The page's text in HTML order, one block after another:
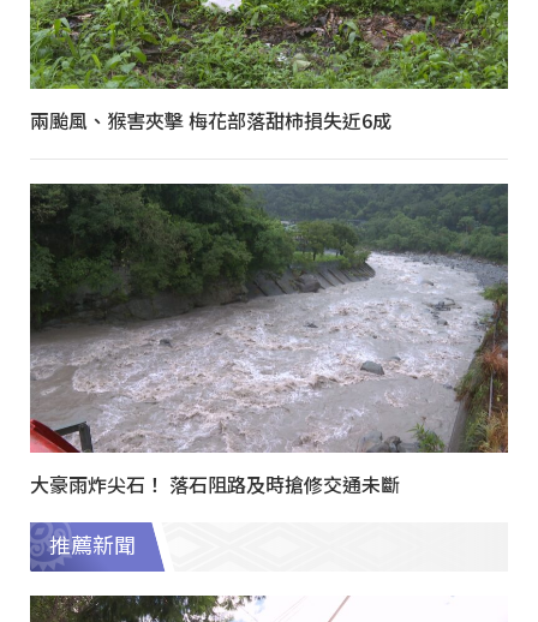
兩颱風、猴害夾擊 梅花部落甜柿損失近6成
大豪雨炸尖石！ 落石阻路及時搶修交通未斷
推薦新聞